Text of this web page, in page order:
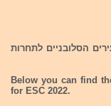
הסלובניים לתחרות
Below you can find
for ESC 2022.